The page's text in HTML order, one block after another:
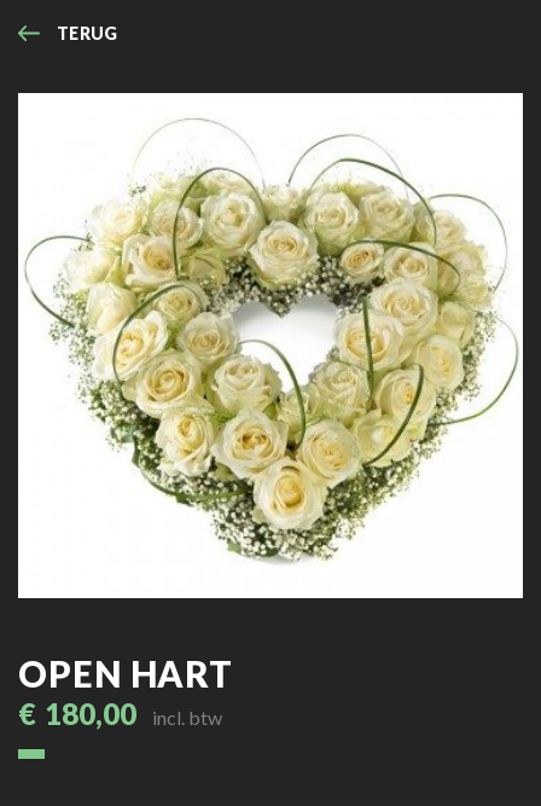
TERUG
OPEN HART
€ 180,00 incl. btw